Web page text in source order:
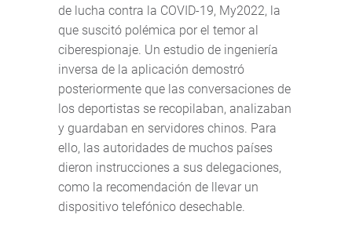
de lucha contra la COVID-19, My2022, la
que suscitó polémica por el temor al
ciberespionaje. Un estudio de ingeniería
inversa de la aplicación demostró
posteriormente que las conversaciones de
los deportistas se recopilaban, analizaban
y guardaban en servidores chinos. Para
ello, las autoridades de muchos países
dieron instrucciones a sus delegaciones,
como la recomendación de llevar un
dispositivo telefónico desechable.